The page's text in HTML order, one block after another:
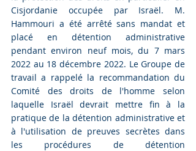
Cisjordanie occupée par Israël. M.
Hammouri a été arrêté sans mandat et
placé en détention administrative
pendant environ neuf mois, du 7 mars
2022 au 18 décembre 2022. Le Groupe de
travail a rappelé la recommandation du
Comité des droits de l'homme selon
laquelle Israël devrait mettre fin à la
pratique de la détention administrative et
à l'utilisation de preuves secrètes dans
les procédures de détention